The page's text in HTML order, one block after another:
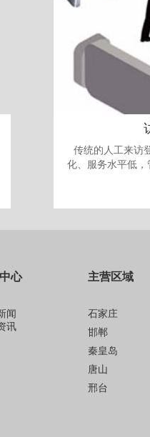
传统的人工来访
化、服务水平低，
要求，进入单位
访客机管理系统
构、公安、
心
闻
讯
主营区域
石家庄
邯郸
秦皇岛
唐山
邢台